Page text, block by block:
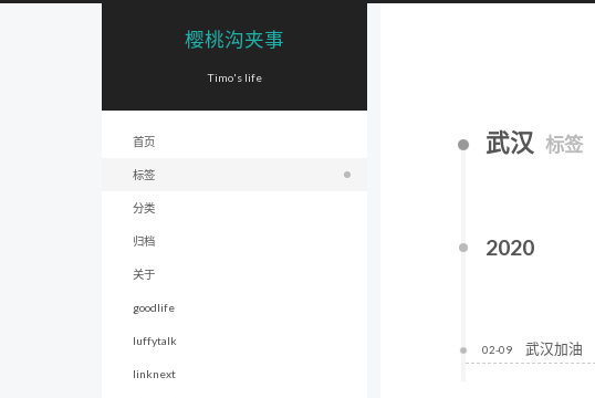
樱桃沟夹事
Timo's life
首页
标签
分类
归档
关于
goodlife
luffytalk
linknext
武汉 标签
2020
02-09 武汉加油